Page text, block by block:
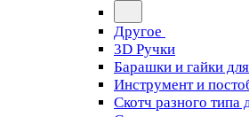
Другое
3D Ручки
Барашки и гайки
Инструмент и
Скотч разного типа